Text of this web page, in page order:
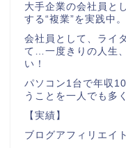
大手企業の会社員と
する“複業”を実践中。
会社員として、ライ
て…一度きりの人生
い！
パソコン1台で年収
うことを一人でも多
【実績】
ブログアフィリエイ